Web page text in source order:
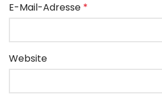
E-Mail-Adresse *
Website